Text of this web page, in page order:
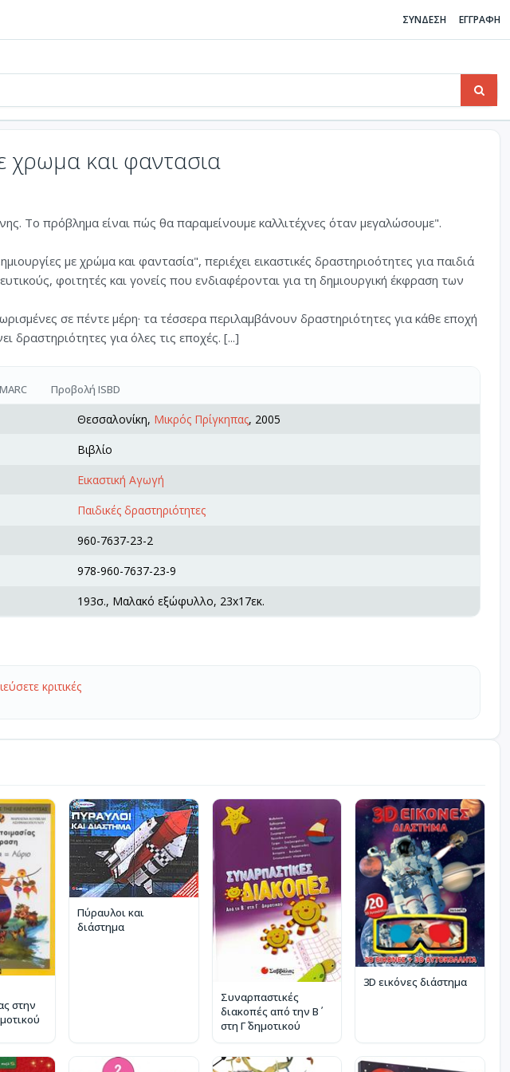
ΣΥΝΔΕΣΗ ΕΓΓΡΑΦΗ
χρωμα και φαντασια
Το πρόβλημα είναι πώς θα παραμείνουμε καλλιτέχνες όταν μεγαλώσουμε".
με χρώμα και φαντασία", περιέχει εικαστικές δραστηριοότητες για παιδιά
φοιτητές και γονείς που ενδιαφέρονται για τη δημιουργική έκφραση των
σε πέντε μέρη· τα τέσσερα περιλαμβάνουν δραστηριότητες για κάθε εποχή
δραστηριότητες για όλες τις εποχές. [...]
Προβολή ISBD
Θεσσαλονίκη, Μικρός Πρίγκηπας, 2005
Βιβλίο
Εικαστική Αγωγή
Παιδικές δραστηριότητες
960-7637-23-2
978-960-7637-23-9
193σ., Μαλακό εξώφυλλο, 23x17εκ.
κριτικές
στην
Πύραυλοι και
διάστημα
Συναρπαστικές
διακοπές από την Β΄
στη Γ΄ δημοτικού
3D εικόνες διάστημα